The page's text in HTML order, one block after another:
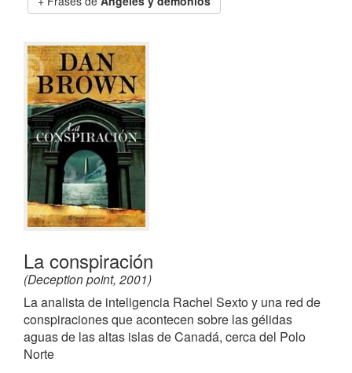
La conspiración
(Deception point, 2001)
La analista de inteligencia Rachel Sexto y una red de
conspiraciones que acontecen sobre las gélidas
aguas de las altas islas de Canadá, cerca del Polo
Norte